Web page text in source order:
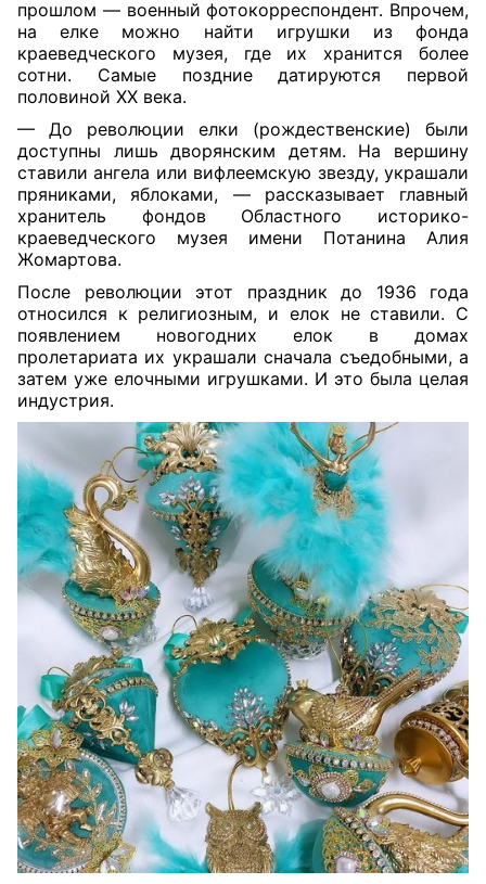
прошлом — военный фотокорреспондент. Впрочем,
на елке можно найти игрушки из фонда
краеведческого музея, где их хранится более
сотни. Самые поздние датируются первой
половиной XX века.
— До революции елки (рождественские) были
доступны лишь дворянским детям. На вершину
ставили ангела или вифлеемскую звезду, украшали
пряниками, яблоками, — рассказывает главный
хранитель фондов Областного историко-
краеведческого музея имени Потанина Алия
Жомартова.
После революции этот праздник до 1936 года
относился к религиозным, и елок не ставили. С
появлением новогодних елок в домах
пролетариата их украшали сначала съедобными, а
затем уже елочными игрушками. И это была целая
индустрия.